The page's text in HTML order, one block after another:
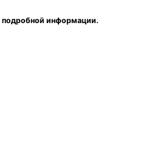
подробной информации.